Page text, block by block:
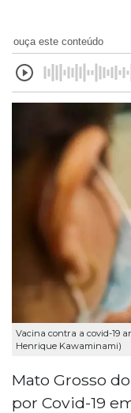
ouça este conteúdo
Vacina contra a covid-19
Henrique Kawaminami)
Mato Grosso
por Covid-19